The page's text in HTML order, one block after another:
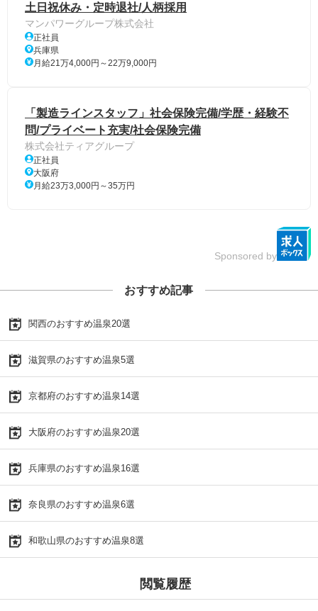
土日祝休み・定時退社/人柄採用
マンパワーグループ株式会社
正社員
兵庫県
月給21万4,000円～22万9,000円
「製造ラインスタッフ」社会保険完備/学歴・経験不
問/プライベート充実/社会保険完備
株式会社ティアグループ
正社員
大阪府
月給23万3,000円～35万円
Sponsored by
おすすめ記事
関西のおすすめ温泉20選
滋賀県のおすすめ温泉5選
京都府のおすすめ温泉14選
大阪府のおすすめ温泉20選
兵庫県のおすすめ温泉16選
奈良県のおすすめ温泉6選
和歌山県のおすすめ温泉8選
閲覧履歴